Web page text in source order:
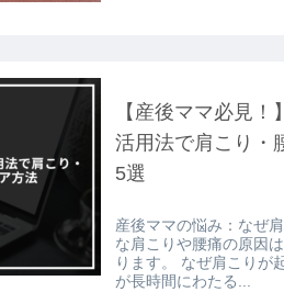
【産後ママ必見
活用法で肩こり・
5選
産後ママの悩み：なぜ
な肩こりや腰痛の原因
ります。 なぜ肩こりが
が長時間にわたる...